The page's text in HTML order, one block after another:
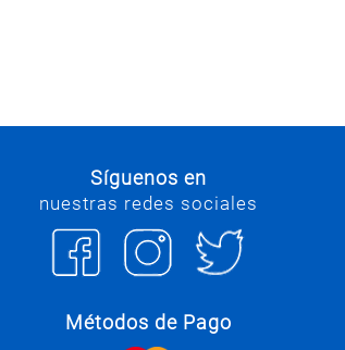
Síguenos en
nuestras redes sociales
Métodos de Pago